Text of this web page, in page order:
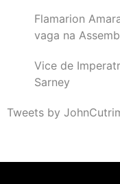
Flamarion
vaga na
Vice de
Sarney
Tweets by